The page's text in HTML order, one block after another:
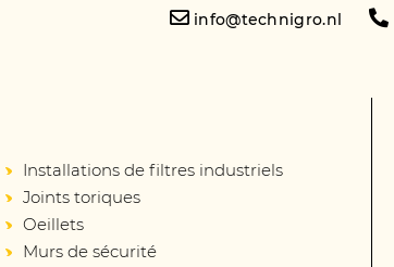
info@technigro.nl
Installations de filtres industriels
Joints toriques
Oeillets
Murs de sécurité